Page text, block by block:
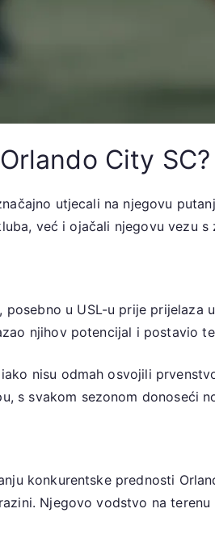
City SC?
utjecali na njegovu
već i ojačali njegovu vezu s
u USL-u prije prijelaza
njihov potencijal i postavio
nisu odmah osvojili
s svakom sezonom donoseći
konkurentske prednosti
Njegovo vodstvo na